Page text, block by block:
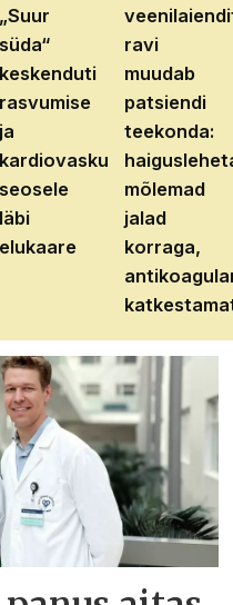
„Suur
süda“
keskenduti
rasvumise
ja
kardiovaskulaarhaiguste
seosele
läbi
elukaare
ravi
muudab
patsiendi
teekonda:
mõlemad
jalad
korraga,